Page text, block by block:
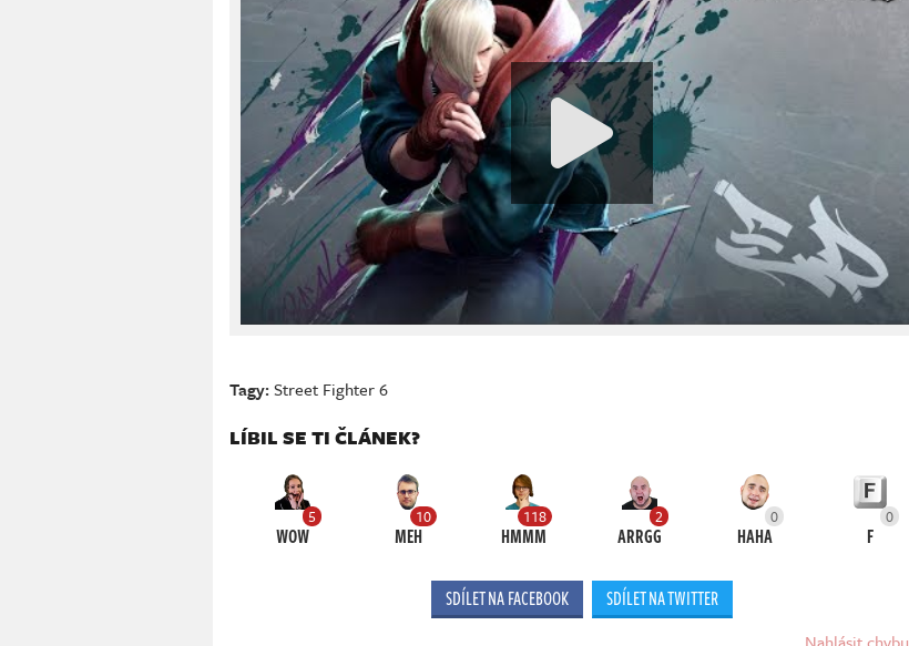
Tagy:Street Fighter 6
LÍBIL SE TI ČLÁNEK?
5
WOW
10
MEH
118
HMMM
2
ARRGG
0
HAHA
0
F
SDÍLET NA FACEBOOK SDÍLET NA TWITTER